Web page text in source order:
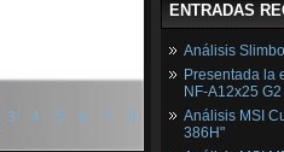
3 4 5 6 7 8
ENTRADAS
Análisis
Presentada la
NF‑A12x25
Análisis MSI
386H"